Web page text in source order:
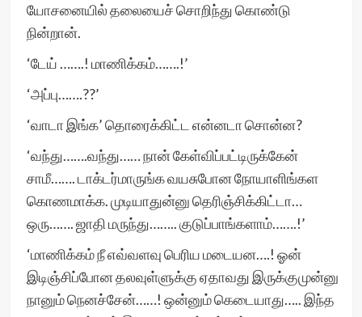
யோசனையில் தலையைச் சொறிந்து கொண்டு
நின்றான்.
‘டேய் …….! மாணிக்கம்…….!’
‘அப்பு…….??’
‘வாடா இங்க’ தொரைக்கிட்ட என்னடா சொன்ன?
‘வந்து…….வந்து…… நான் கேள்விப்பட்டிருக்கேன்
சாமீ……. டாக்டர்மாருங்க வயசுபோன நோயாளிங்கள
கொணமாக்க. முடியாதுன்னு தெரிஞ்சிக்கிட்டா…
ஒரு……. ஜாதி மருந்து…….. குடுப்பாங்களாம்…….!’
‘மாணிக்கம் நீ எவ்வளவு பெரிய மடையன….! ஓன்
இடிஞ்சிப்போன தலவுள்ளுக்கு ஏதாவது இருக்குமுன்னு
நானும் நெனச்சேன்……! ஒன்னும் கெடையாது….. இந்த